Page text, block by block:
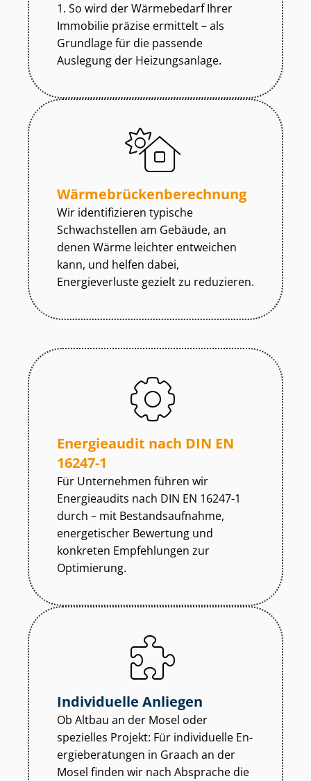
1. So wird der Wärmebedarf Ihrer
Immobilie präzise ermittelt – als
Grundlage für die passende
Auslegung der Heizungsanlage.
Wär­me­brü­cken­be­rech­nung
Wir identifizieren typische
Schwachstellen am Gebäude, an
denen Wärme leichter entweichen
kann, und helfen dabei,
Energieverluste gezielt zu reduzieren.
Energieaudit nach DIN EN
16247-1
Für Unternehmen führen wir
Energieaudits nach DIN EN 16247-1
durch – mit Be­stands­auf­nah­me,
energetischer Bewertung und
konkreten Empfehlungen zur
Optimierung.
Individuelle Anliegen
Ob Altbau an der Mosel oder
spezielles Projekt: Für individuelle En­
er­gie­be­ra­tun­gen in Graach an der
Mosel finden wir nach Absprache die